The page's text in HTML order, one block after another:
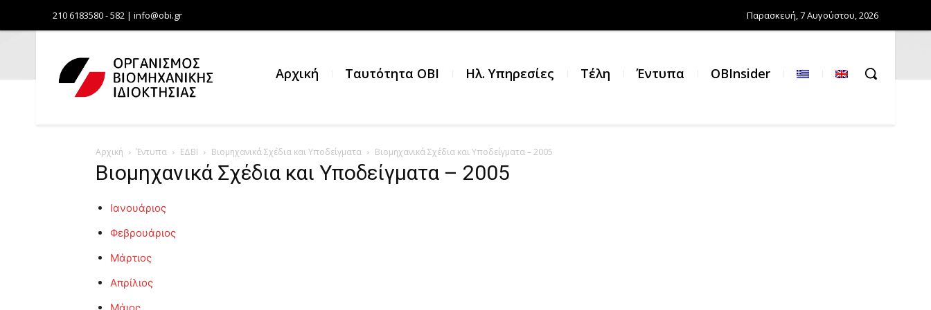
210 6183580 - 582 | info@obi.gr Παρασκευή, 7 Αυγούστου, 2026
Αρχική Ταυτότητα ΟΒΙ Ηλ. Υπηρεσίες Τέλη Έντυπα OBInsider
Αρχική Έντυπα ΕΔΒΙ Βιομηχανικά Σχέδια και Υποδείγματα Βιομηχανικά Σχέδια και Υποδείγματα – 2005
Βιομηχανικά Σχέδια και Υποδείγματα – 2005
Ιανουάριος
Φεβρουάριος
Μάρτιος
Απρίλιος